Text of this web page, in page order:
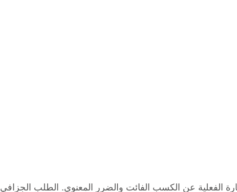
الفعلية عن الكسب الفائت والضرر المعنوي. الطلب الجزافي